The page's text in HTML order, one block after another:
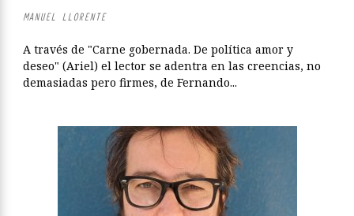
MANUEL LLORENTE
A través de "Carne gobernada. De política amor y
deseo" (Ariel) el lector se adentra en las creencias, no
demasiadas pero firmes, de Fernando...